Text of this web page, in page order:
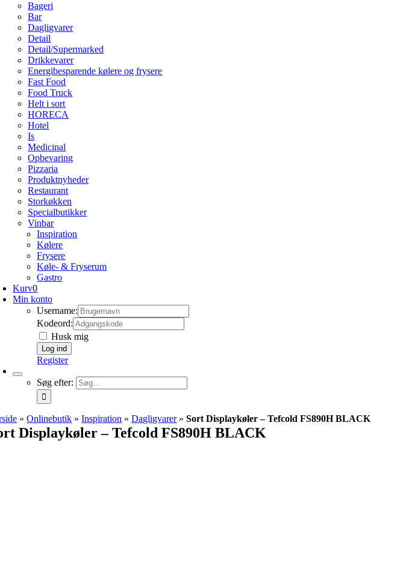
Bageri
Bar
Dagligvarer
Detail
Detail/Supermarked
Drikkevarer
Energibesparende kølere og frysere
Fast Food
Food Truck
Helt i sort
HORECA
Hotel
Is
Medicinal
Opbevaring
Pizzaria
Produktnyheder
Restaurant
Storkøkken
Specialbutikker
Vinbar
Inspiration
Kølere
Frysere
Køle- & Fryserum
Gastro
Kurv0
Min konto
Username:
Kodeord:
Husk mig
Register
Søg efter:
»Onlinebutik »Inspiration »Dagligvarer»Sort Displaykøler – Tefcold FS890H BLACK
Displaykøler – Tefcold FS890H BLACK